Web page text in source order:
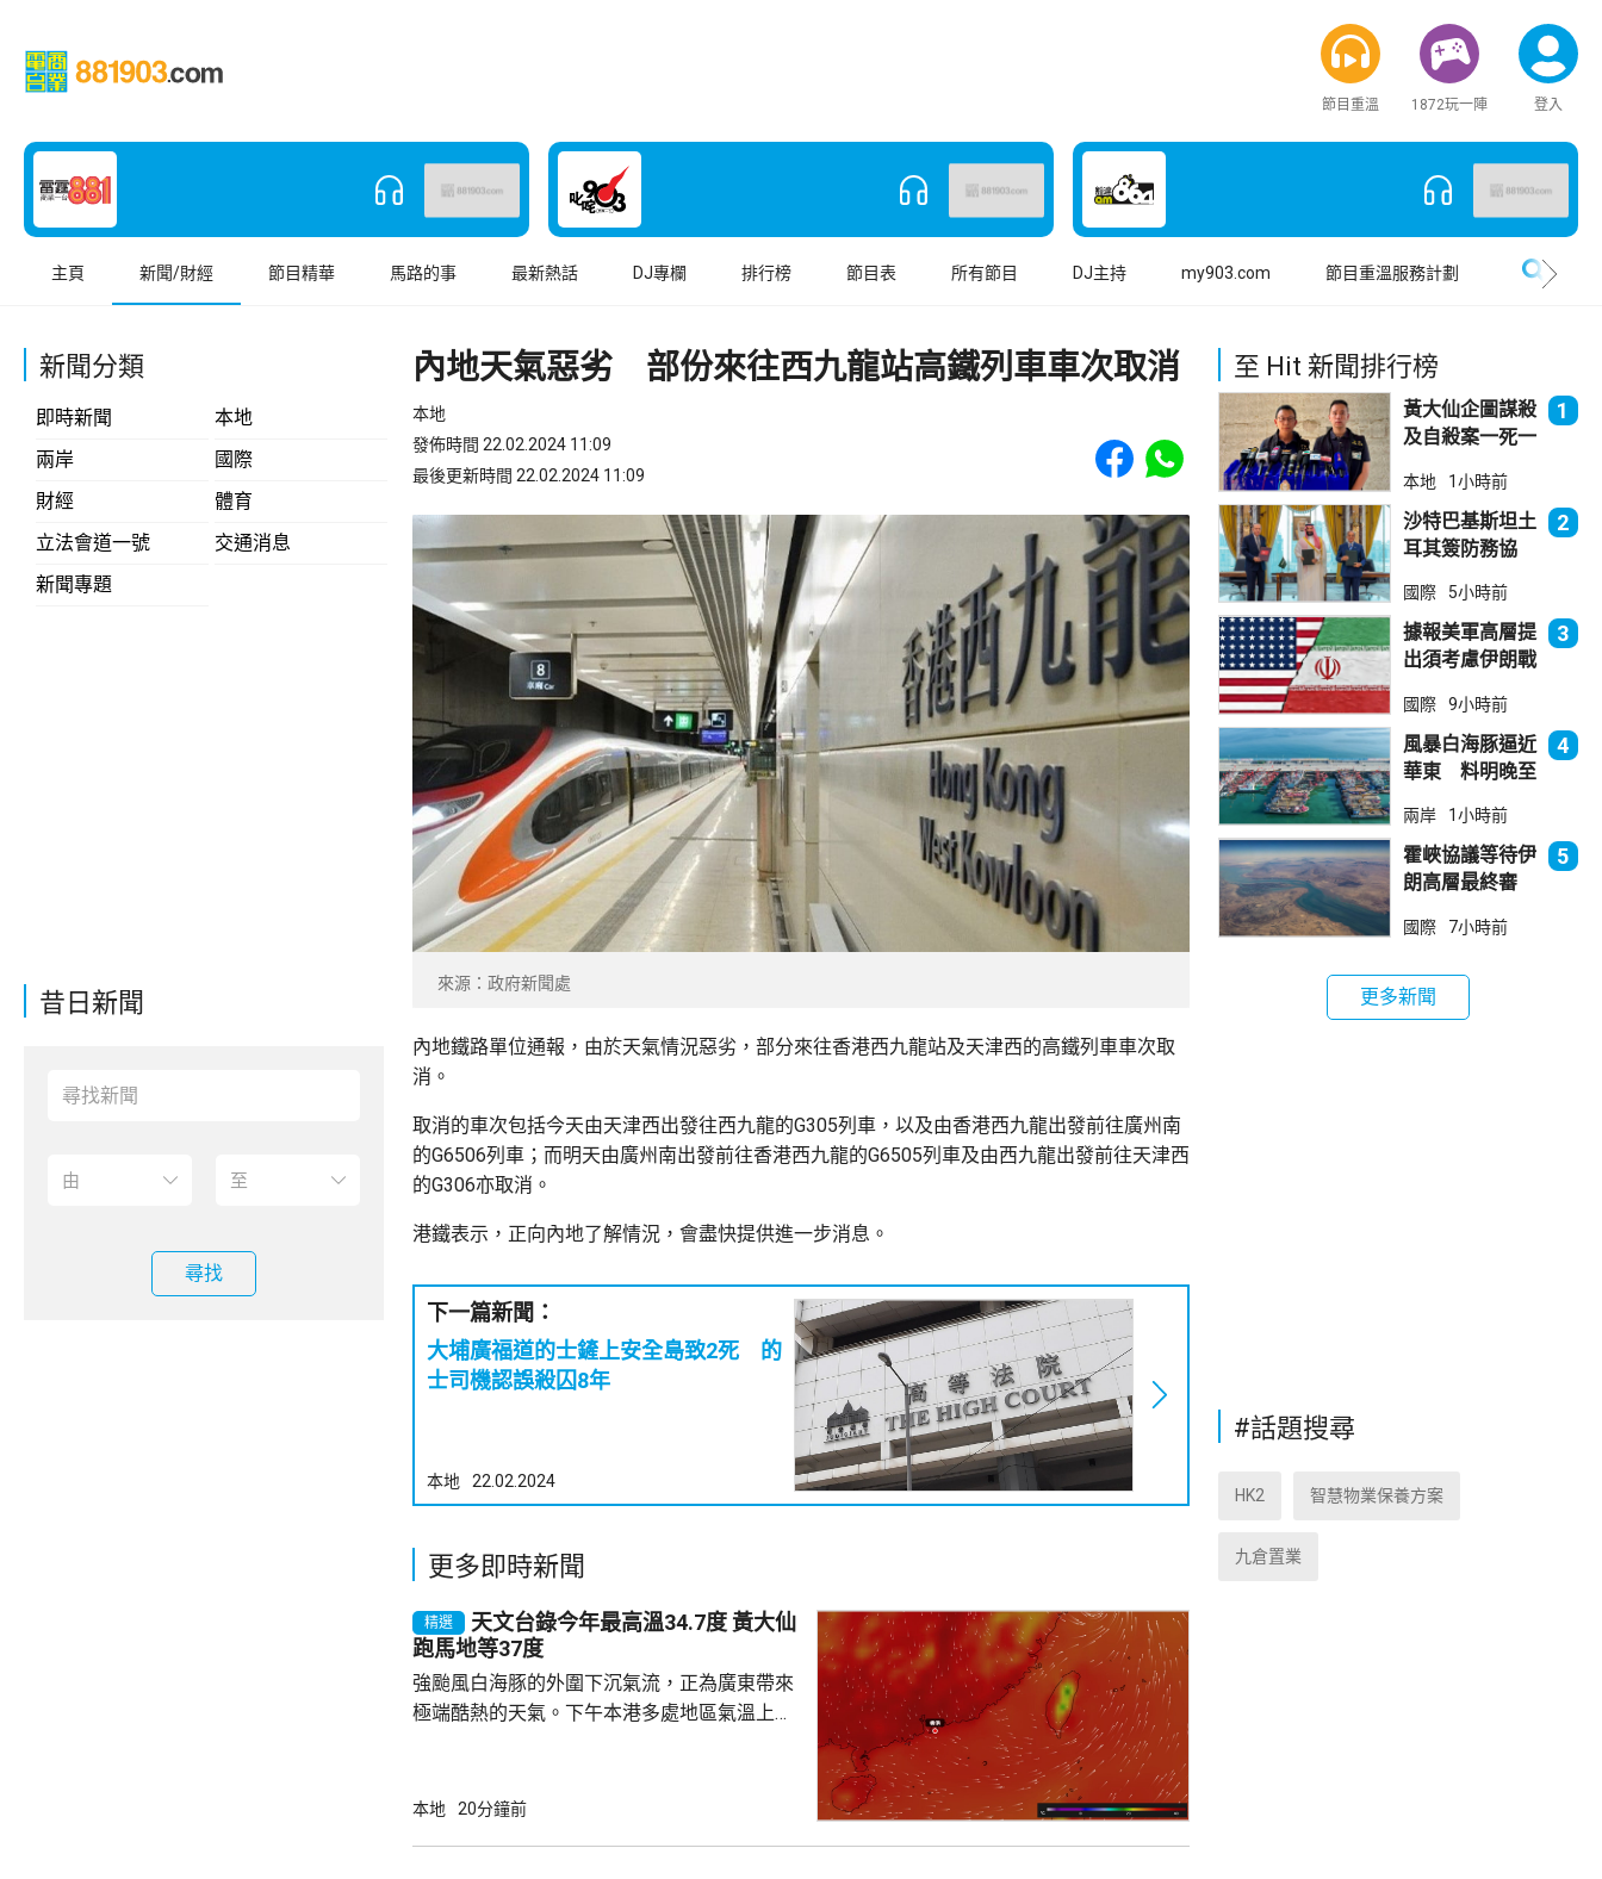
節目重溫 1872玩一陣 登入
主頁 新聞/財經 節目精華 馬路的事 最新熱話 DJ專欄 排行榜 節目表 所有節目 DJ主持 my903.com 節目重溫服務計劃
新聞分類
即時新聞
本地
兩岸
國際
財經
體育
立法會道一號
交通消息
新聞專題
昔日新聞
尋找
內地天氣惡劣 部份來往西九龍站高鐵列車車次取消
本地
發佈時間 22.02.2024 11:09
最後更新時間 22.02.2024 11:09
Share to Facebook
Share to WhatsApp
來源：政府新聞處
內地鐵路單位通報，由於天氣情況惡劣，部分來往香港西九龍站及天津西的高鐵列車車次取
消。
取消的車次包括今天由天津西出發往西九龍的G305列車，以及由香港西九龍出發前往廣州南
的G6506列車；而明天由廣州南出發前往香港西九龍的G6505列車及由西九龍出發前往天津西
的G306亦取消。
港鐵表示，正向內地了解情況，會盡快提供進一步消息。
下一篇新聞：
大埔廣福道的士鏟上安全島致2死 的
士司機認誤殺囚8年
本地 22.02.2024
更多即時新聞
精選
天文台錄今年最高溫34.7度 黃大仙
跑馬地等37度
強颱風白海豚的外圍下沉氣流，正為廣東帶來
極端酷熱的天氣。下午本港多處地區氣溫上升
黃大仙、九龍城、跑馬地、大埔、打鼓嶺及元
本地 20分鐘前
至 Hit 新聞排行榜
黃大仙企圖謀殺
及自殺案一死一
1
本地 1小時前
沙特巴基斯坦土
耳其簽防務協
林團結
2
國際 5小時前
據報美軍高層提
出須考慮伊朗戰
3
國際 9小時前
風暴白海豚逼近
華東 料明晚至
帶
4
兩岸 1小時前
霍峽協議等待伊
朗高層最終審
航道後解除封鎖
5
國際 7小時前
更多新聞
#話題搜尋
HK2 智慧物業保養方案
九倉置業